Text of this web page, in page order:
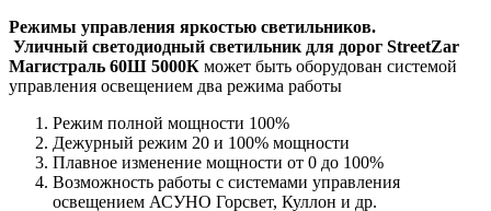
Режимы управления яркостью светильников.
Уличный светодиодный светильник для дорог StreetZar
Магистраль 60Ш 5000К может быть оборудован системой
управления освещением два режима работы
Режим полной мощности 100%
Дежурный режим 20 и 100% мощности
Плавное изменение мощности от 0 до 100%
Возможность работы с системами управления
освещением АСУНО Горсвет, Куллон и др.